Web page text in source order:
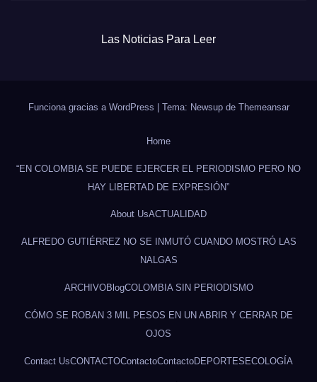
Las Noticias Para Leer
Funciona gracias a WordPress | Tema: Newsup de Themeansar
Home
“EN COLOMBIA SE PUEDE EJERCER EL PERIODISMO PERO NO
HAY LIBERTAD DE EXPRESIÓN”
About UsACTUALIDAD
ALFREDO GUTIÉRREZ NO SE INMUTÓ CUANDO MOSTRÓ LAS
NALGAS
ARCHIVOBlogCOLOMBIA SIN PERIODISMO
CÓMO SE ROBAN 3 MIL PESOS EN UN ABRIR Y CERRAR DE
OJOS
Contact UsCONTACTOContactoContactoDEPORTESECOLOGÍA